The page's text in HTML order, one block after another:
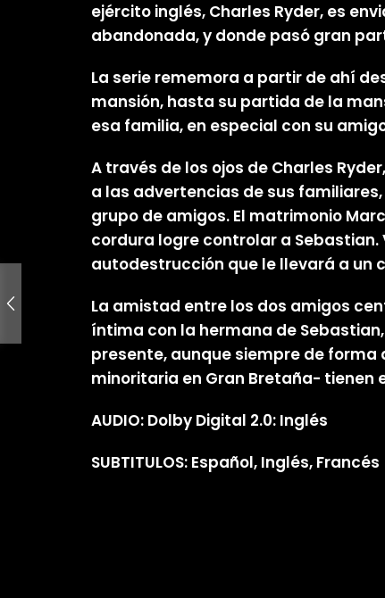
ejército inglés, Charles Ryder, es
abandonada, y donde pasó gran
La serie rememora a partir de ahí
mansión, hasta su partida de la
esa familia, en especial con su
A través de los ojos de Charles
a las advertencias de sus
grupo de amigos. El matrimonio
cordura logre controlar a
autodestrucción que le llevará a un
La amistad entre los dos amigos
íntima con la hermana de
presente, aunque siempre de
minoritaria en Gran Bretaña- tienen
AUDIO: Dolby Digital 2.0: Inglés
SUBTITULOS: Español, Inglés, Francés